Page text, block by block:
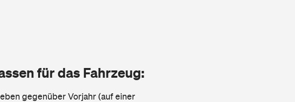
für das Fahrzeug:
gegenüber Vorjahr (auf einer